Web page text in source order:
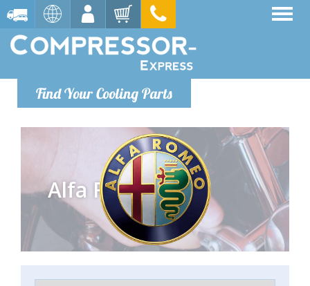
Find Your Cooling Parts
Alfa Romeo